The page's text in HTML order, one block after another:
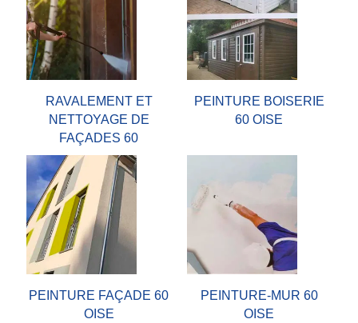
RAVALEMENT ET
NETTOYAGE DE
FAÇADES 60
PEINTURE BOISERIE
60 OISE
PEINTURE FAÇADE 60
OISE
PEINTURE-MUR 60
OISE